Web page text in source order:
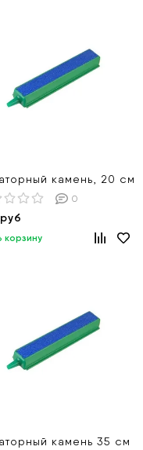
камень, 20 см
0
корзину
камень 35 см